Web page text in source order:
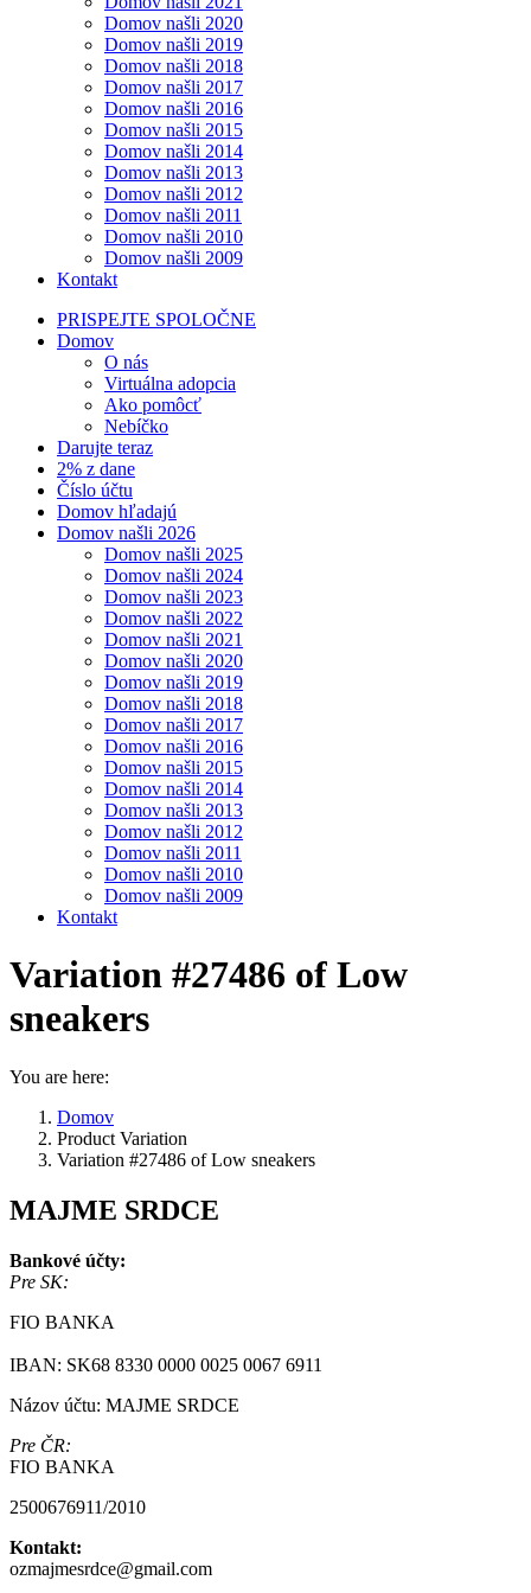
Domov našli 2020
Domov našli 2019
Domov našli 2018
Domov našli 2017
Domov našli 2016
Domov našli 2015
Domov našli 2014
Domov našli 2013
Domov našli 2012
Domov našli 2011
Domov našli 2010
Domov našli 2009
Kontakt
PRISPEJTE SPOLOČNE
Domov
O nás
Virtuálna adopcia
Ako pomôcť
Nebíčko
Darujte teraz
2% z dane
Číslo účtu
Domov hľadajú
Domov našli 2026
Domov našli 2025
Domov našli 2024
Domov našli 2023
Domov našli 2022
Domov našli 2021
Domov našli 2020
Domov našli 2019
Domov našli 2018
Domov našli 2017
Domov našli 2016
Domov našli 2015
Domov našli 2014
Domov našli 2013
Domov našli 2012
Domov našli 2011
Domov našli 2010
Domov našli 2009
Kontakt
Variation #27486 of Low
sneakers
You are here:
Domov
Product Variation
Variation #27486 of Low sneakers
MAJME SRDCE
Bankové účty:
Pre SK:
FIO BANKA
IBAN: SK68 8330 0000 0025 0067 6911
Názov účtu: MAJME SRDCE
Pre ČR:
FIO BANKA
2500676911/2010
Kontakt:
ozmajmesrdce@gmail.com